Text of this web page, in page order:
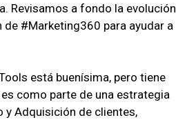
Revisamos a fondo la evolución
#Marketing360 para ayudar a
está buenísima, pero tiene
como parte de una estrategia
y Adquisición de clientes,